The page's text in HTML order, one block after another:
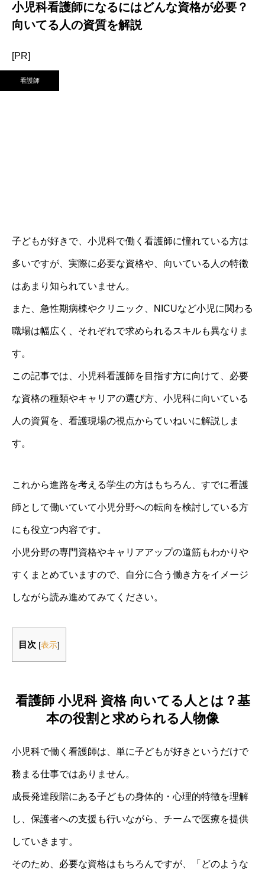
小児科看護師になるにはどんな資格が必要？
向いてる人の資質を解説
[PR]
看護師
子どもが好きで、小児科で働く看護師に憧れている方は
多いですが、実際に必要な資格や、向いている人の特徴
はあまり知られていません。
また、急性期病棟やクリニック、NICUなど小児に関わる
職場は幅広く、それぞれで求められるスキルも異なりま
す。
この記事では、小児科看護師を目指す方に向けて、必要
な資格の種類やキャリアの選び方、小児科に向いている
人の資質を、看護現場の視点からていねいに解説しま
す。
これから進路を考える学生の方はもちろん、すでに看護
師として働いていて小児分野への転向を検討している方
にも役立つ内容です。
小児分野の専門資格やキャリアアップの道筋もわかりや
すくまとめていますので、自分に合う働き方をイメージ
しながら読み進めてみてください。
目次 [表示]
看護師 小児科 資格 向いてる人とは？基
本の役割と求められる人物像
小児科で働く看護師は、単に子どもが好きというだけで
務まる仕事ではありません。
成長発達段階にある子どもの身体的・心理的特徴を理解
し、保護者への支援も行いながら、チームで医療を提供
していきます。
そのため、必要な資格はもちろんですが、「どのような